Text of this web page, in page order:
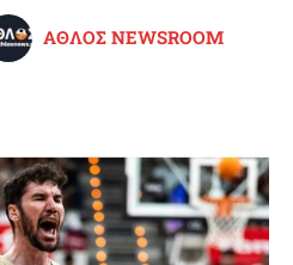
ΑΘΛΟΣ NEWSROOM